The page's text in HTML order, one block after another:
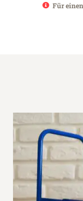
Für